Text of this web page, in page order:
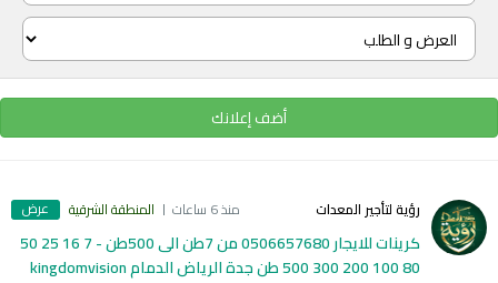
أضف إعلانك
رؤية لتأجير المعدات منذ 6 ساعات المنطقة الشرقية عرض
كرينات للايجار 0506657680 من 7طن الى 500طن - 7 16 25 50
80 100 200 300 500 طن جدة الرياض الدمام kingdomvision